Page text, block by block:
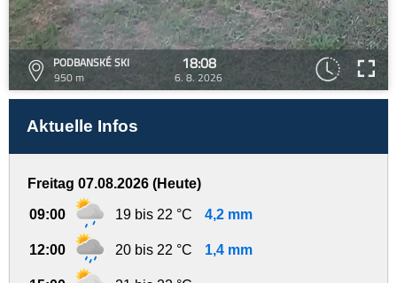
PODBANSKÉ SKI
950 m
18:08
6. 8. 2026
Aktuelle Infos
Freitag 07.08.2026 (Heute)
09:00 19 bis 22 °C 4,2 mm
12:00 20 bis 22 °C 1,4 mm